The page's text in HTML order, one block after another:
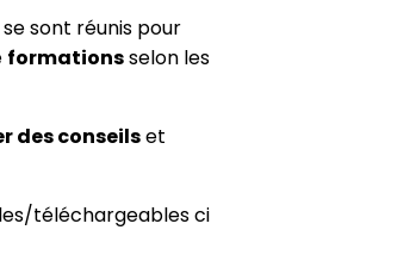
sont réunis pour
formationsselon les
des conseilset
téléchargeables ci